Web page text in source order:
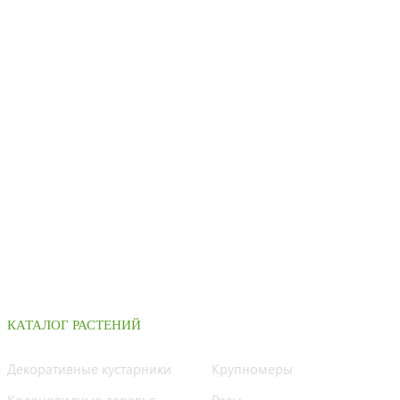
КАТАЛОГ РАСТЕНИЙ
Декоративные кустарники
Крупномеры